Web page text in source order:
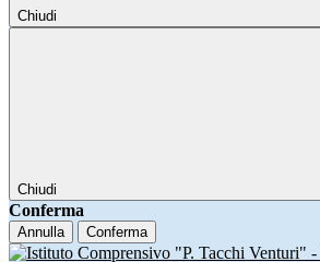
Chiudi
Chiudi
Conferma
Annulla Conferma